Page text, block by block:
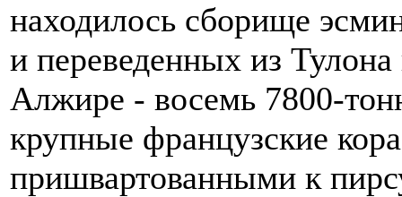
находилось сборище
и переведенных из
Алжире - восемь 7800-
крупные французские
пришвартованными к